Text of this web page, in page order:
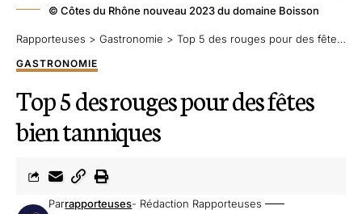
© Côtes du Rhône nouveau 2023 du domaine Boisson
Rapporteuses > Gastronomie > Top 5 des rouges pour des fêtes bien tanniques
GASTRONOMIE
Top 5 des rouges pour des fêtes
bien tanniques
Parrapporteuses- Rédaction Rapporteuses